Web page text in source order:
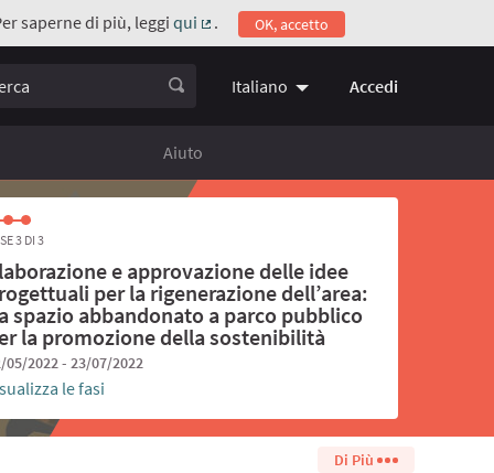
saperne di più, leggi qui
(Collegamento esterno)
. OK, accetto
Italiano Choose language
Accedi
Aiuto
3 DI 3
e approvazione delle idee
per la rigenerazione dell’area:
spazio abbandonato a parco pubblico
la promozione della sostenibilità
05/2022 - 23/07/2022
le fasi
Di Più